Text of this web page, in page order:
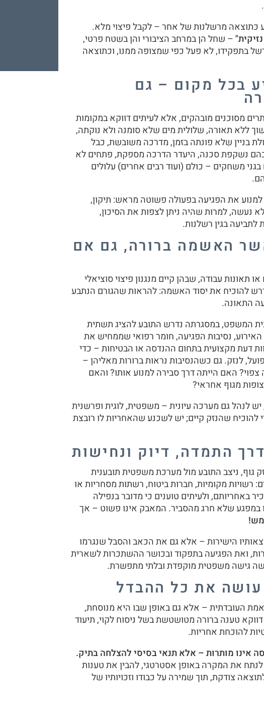
כתוצאה מרשלנות של אחר – לקבל פיצוי מלא.
– שחל הן במרחב הציבורי והן בשטח פרטי,
בתפקידו, לא פעל כפי שמצופה ממנו, וכתוצאה
בכל מקום – גם
מסוכנים מובהקים, אלא לעיתים דווקא במקומות
חשוך ללא תאורה, שלולית מים שלא סומנה ולא נוקתה,
בניין שלא פונתה בזמן, מדרכה משובשת, כבל
נשקפת סכנה, היעדר הדרכה מספקת, פתחים לא
משחקים – כולם (ועוד רבים אחרים) עלולים
את הפגיעה בפעולה פשוטה מראש: תיקון,
נעשה, למרות שהיה ניתן לצפות את הסיכון,
בגין רשלנות.
האשמה ברורה, גם אם
תאונות עבודה, שבהן קיים מנגנון פיצוי סוציאלי
להוכיח את יסוד האשמה: להראות שהגורם הנתבע
התאונה.
המשפט, במסגרתה נדרש התובע להציג תשתית
נסיבות הפגיעה, חומר רפואי שממחיש את
דעת מקצועית בתחום ההנדסה או הבטיחות – כדי
לנזק. גם כשהנסיבות נראות ברורות מאליהן –
האם הייתה דרך סבירה למנוע אותו? והאם
מגוף אחראי?
לנהל גם מערכה עיונית – משפטית, לוגית ופרשנית
שהנזק קיים; יש לשכנע שהאחריות לו רובצת
התמדה, דיוק ונחישות
גוף, ניצב התובע מול מערכת משפטית תובענית
רשויות מקומיות, חברות ביטוח, רשתות מסחריות או
באחריותם, ולעיתים טוענים כי מדובר בנפילה
שלא חרג מהסביר. המאבק אינו פשוט – אך
הישירות – אלא גם את הכאב והסבל שנגרמו
ואת הפגיעה בתפקוד ובכושר ההשתכרות לשארית
גישה משפטית מוקפדת ובלתי מתפשרת.
עושה את כל ההבדל
העובדתית – אלא גם באופן שבו היא מנוסחת,
טענה ברורה מטושטשת בשל ניסוח לקוי, תיעוד
להוכחת אחריות.
אינו מותרות – אלא תנאי בסיסי להצלחה בתיק.
לנתח את המקרה באופן אסטרטגי, להבין את טענות
צודקת, תוך שמירה על כבודו וזכויותיו של